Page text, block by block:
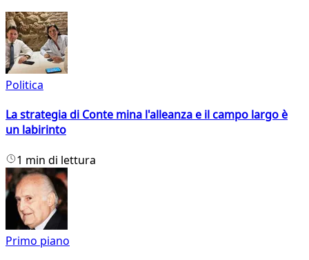
Politica
La strategia di Conte mina l'alleanza e il campo largo è
un labirinto
1 min di lettura
Primo piano